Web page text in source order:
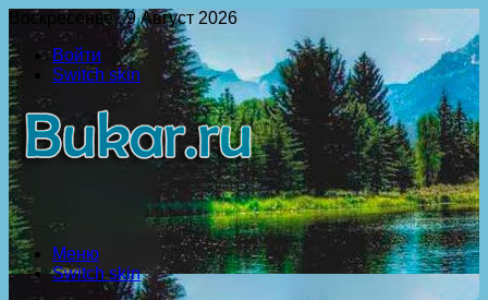
Воскресенье , 9 Август 2026
Войти
Switch skin
Меню
Switch skin